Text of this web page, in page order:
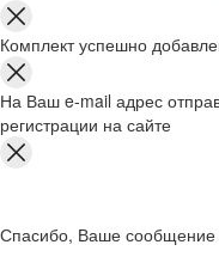
Комплект успешно
На Ваш e-mail адрес
регистрации на сайте
Спасибо, Ваше сообщение